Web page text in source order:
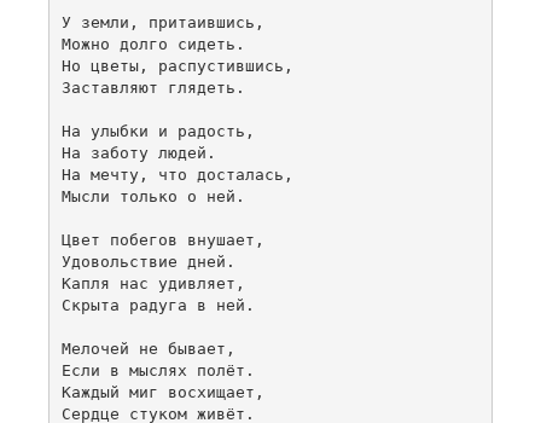
У земли, притаившись,
Можно долго сидеть.
Но цветы, распустившись,
Заставляют глядеть.
На улыбки и радость,
На заботу людей.
На мечту, что досталась,
Мысли только о ней.
Цвет побегов внушает,
Удовольствие дней.
Капля нас удивляет,
Скрыта радуга в ней.
Мелочей не бывает,
Если в мыслях полёт.
Каждый миг восхищает,
Сердце стуком живёт.